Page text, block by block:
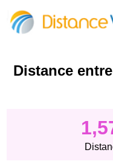
Distance entre